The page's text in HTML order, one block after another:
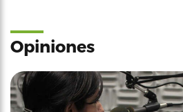
Opiniones